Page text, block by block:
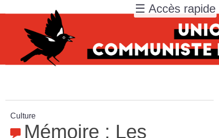
Culture
Mémoire : Les
☰ Accès rapide